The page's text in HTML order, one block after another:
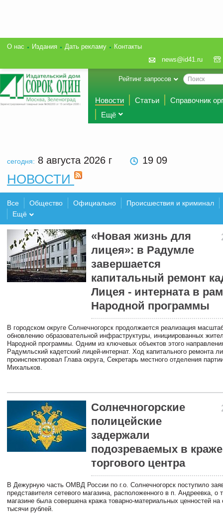
О нас Издания Дать рекламу
Контакты
news@id41.ru
Рейтинг запросов
Новости Статьи
Справочник
Ещё
сегодня: 8 августа 2026 г 19 09
НОВОСТИ
Все Общество Официально
Происшествия и криминал
Ещё
«Новая жизнь для
лицея»: в Радумле
завершается
капитальный ремонт
Лицея - интерната в
Народной программы
В городском округе Солнечногорск продолжается реализация
обновлению образовательной инфраструктуры, инициированных
Народной программы. Одним из ключевых объектов этого
Радумльский кадетский лицей-интернат. Ход капитального ремонта
проинспектировал Глава округа, Секретарь местного отделения
Михальков.
Солнечногорские
полицейские
задержали
подозреваемых в
торгового центра
В Дежурную часть ОМВД России по г.о. Солнечногорск поступило
представителя сетевого магазина, расположенного в п. Андреевка, о
магазине была совершена кража товарно-материальных ценностей
тысячи рублей.